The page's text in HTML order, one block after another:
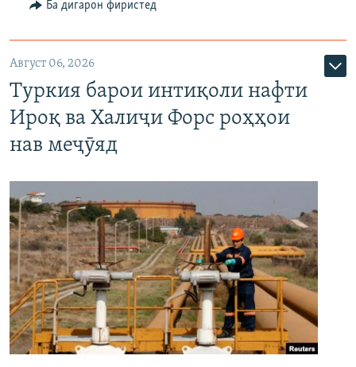
Ба дигарон фиристед
Август 06, 2026
Туркия барои интиқоли нафти
Ироқ ва Халиҷи Форс роҳҳои
нав меҷӯяд